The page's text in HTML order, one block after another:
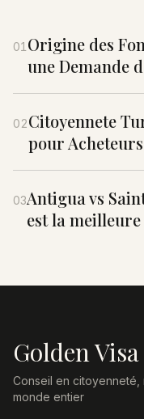
01 Origine des
une Demande
02Citoyennete
pour
03Antigua vs
est la meilleure
Golden
Conseil en citoyenneté,
monde entier